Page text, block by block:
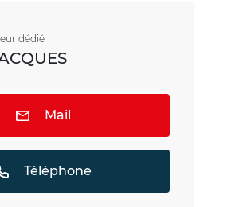
dédié
Mail
Téléphone